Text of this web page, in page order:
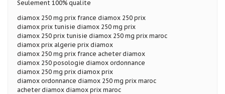
Seulement 100% qualite
diamox 250 mg prix france diamox 250 prix
diamox prix tunisie diamox 250 mg prix
diamox 250 prix tunisie diamox 250 mg prix maroc
diamox prix algerie prix diamox
diamox 250 mg prix france acheter diamox
diamox 250 posologie diamox ordonnance
diamox 250 mg prix diamox prix
diamox ordonnance diamox 250 mg prix maroc
acheter diamox diamox prix maroc